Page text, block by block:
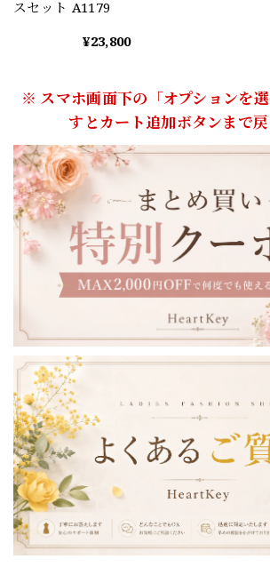
スセット A1179
¥23,800
※ スマホ画面下の「オプションを
すとカート追加ボタンまで戻